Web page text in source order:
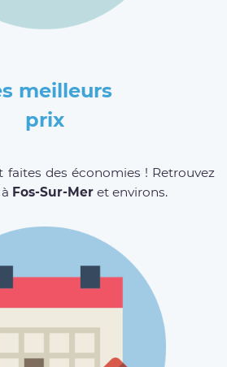
meilleurs
prix
faites des économies ! Retrouvez
Fos-Sur-Mer et environs.